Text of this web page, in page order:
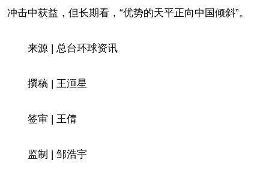
冲击中获益，但长期看，“优势的天平正向中国倾斜”。
来源 | 总台环球资讯
撰稿 | 王洹星
签审 | 王倩
监制 | 邹浩宇